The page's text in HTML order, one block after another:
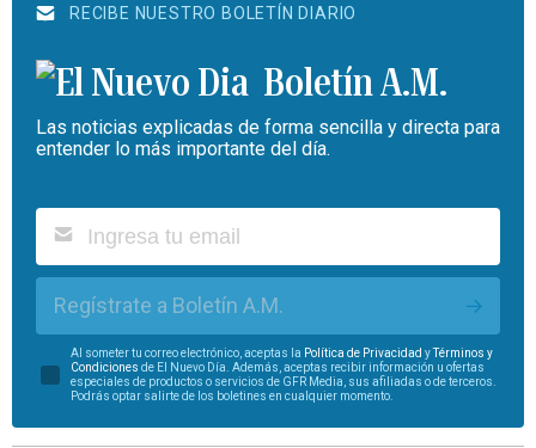
RECIBE NUESTRO BOLETÍN DIARIO
Boletín A.M.
Las noticias explicadas de forma sencilla y directa para
entender lo más importante del día.
Regístrate a Boletín A.M.
Al someter tu correo electrónico, aceptas la Política de Privacidad yTérminos y
Condiciones de El Nuevo Día. Además, aceptas recibir información u ofertas
especiales de productos o servicios de GFR Media, sus afiliadas o de terceros.
Podrás optar salirte de los boletines en cualquier momento.